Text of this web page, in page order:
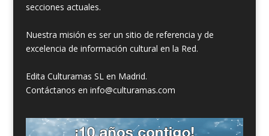
secciones actuales.
Nuestra misión es ser un sitio de referencia y de
excelencia de información cultural en la Red.
Edita Culturamas SL en Madrid.
Contáctanos en info@culturamas.com